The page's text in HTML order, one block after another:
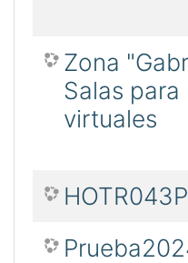
Zona
Salas para
virtuales